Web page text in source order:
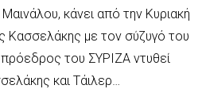
κάνει από την Κυριακή
Κασσελάκης με τον σύζυγό του
του ΣΥΡΙΖΑ ντυθεί
και Τάιλερ…